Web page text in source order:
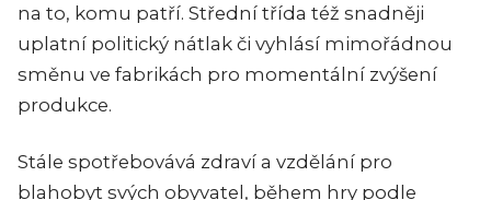
na to, komu patří. Střední třída též snadněji
uplatní politický nátlak či vyhlásí mimořádnou
směnu ve fabrikách pro momentální zvýšení
produkce.
Stále spotřebovává zdraví a vzdělání pro
blahobyt svých obyvatel, během hry podle